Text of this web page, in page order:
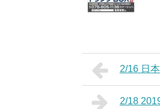
2/16 日
2/18